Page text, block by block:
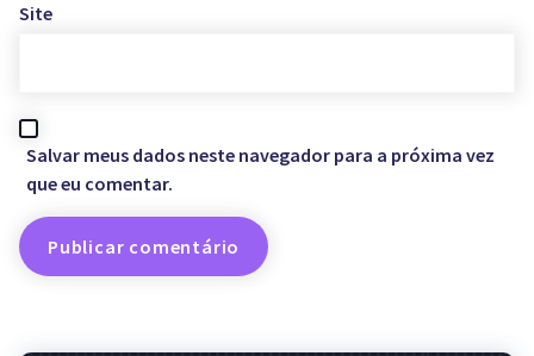
Site
Salvar meus dados neste navegador para a próxima vez
que eu comentar.